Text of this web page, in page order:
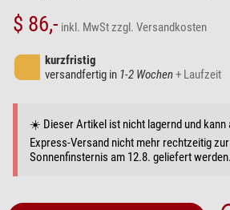
$ 86,- inkl. MwStzzgl. Versandkosten
kurzfristig
versandfertig in 1-2 Wochen+ Laufzeit
☀️ Dieser Artikel ist nicht lagernd und kann
Express-Versand nicht mehr rechtzeitig zur
Sonnenfinsternis am 12.8. geliefert werden.